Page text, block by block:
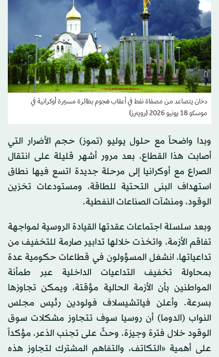
دخان يتصاعد من مصفاة نفط في أعقاب هجوم بطائرة مسيّرة أوكرانية في
موسكو 18 يونيو 2026 (رويترز)
وبدا واضحاً مع حلول يوليو (تموز) حجم الأضرار التي
أصابت هذا القطاع، بعد مرور أشهر قليلة على انتقال
الصراع مع أوكرانيا إلى مرحلة جديدة اتسع فيها نطاق
استهداف البنى التحتية للطاقة، ومستودعات تخزين
الوقود، ومنشآت الصناعات النفطية.
وبعد سلسلة اجتماعات عقدتها القيادة الروسية لمواجهة
تفاقم الأزمة، واتخذت خلالها تدابير صارمة للتخفيف من
تداعياتها، انشغل المسؤولون في قطاعات حكومية عدة
بمحاولة تخفيف التداعيات الداخلية عبر طمأنة
المواطنين بأن الأزمة الحالية مؤقتة، ويمكن تجاوزها
بسرعة. وأعلن فياتشيسلاف فولودين رئيس مجلس
النواب (الدوما) أن روسيا سوف تتجاوز مشكلات سوق
الوقود خلال فترة وجيزة. وحثّ على تجنب الذعر، مؤكداً
على أهمية «التكاتف، والتفاهم المشترك لتجاوز هذه